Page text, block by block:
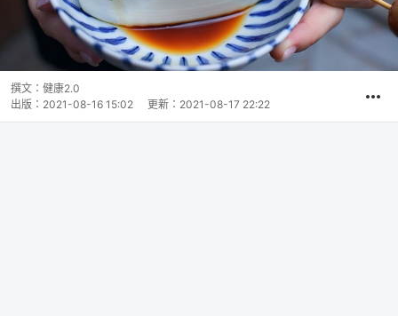
撰文： 健康2.0
出版： 2021-08-16 15:02 更新： 2021-08-17 22:22